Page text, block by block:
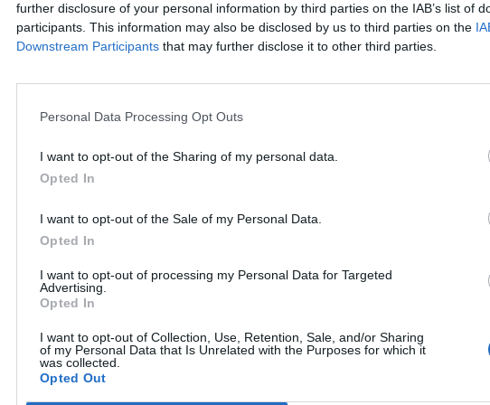
further disclosure of your personal information by third parties on the IAB’s list of
participants. This information may also be disclosed by us to third parties on the
Downstream Participants that may further disclose it to other third parties.
Personal Data Processing Opt Outs
I want to opt-out of the Sharing of my personal data.
Opted In
I want to opt-out of the Sale of my Personal Data.
Opted In
I want to opt-out of processing my Personal Data for Targeted
Advertising.
Opted In
I want to opt-out of Collection, Use, Retention, Sale, and/or Sharing
of my Personal Data that Is Unrelated with the Purposes for which it
was collected.
Opted Out
Trump, Meloni e la strategia